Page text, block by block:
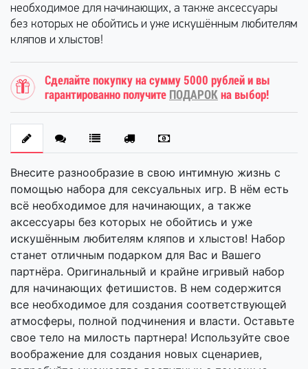
необходимое для начинающих, а также аксессуары
без которых не обойтись и уже искушённым любителям
кляпов и хлыстов!
Сделайте покупку на сумму 5000 рублей и вы
гарантированно получите ПОДАРОК на выбор!
Внесите разнообразие в свою интимную жизнь с
помощью набора для сексуальных игр. В нём есть
всё необходимое для начинающих, а также
аксессуары без которых не обойтись и уже
искушённым любителям кляпов и хлыстов! Набор
станет отличным подарком для Вас и Вашего
партнёра. Оригинальный и крайне игривый набор
для начинающих фетишистов. В нем содержится
все необходимое для создания соответствующей
атмосферы, полной подчинения и власти. Оставьте
свое тело на милость партнера! Используйте свое
воображение для создания новых сценариев,